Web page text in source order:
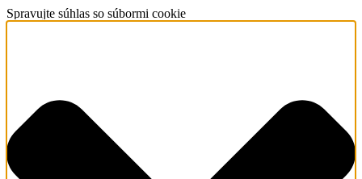
Spravujte súhlas so súbormi cookie